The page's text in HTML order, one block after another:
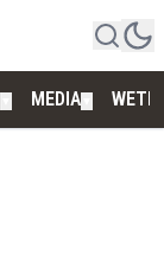
MEDIA